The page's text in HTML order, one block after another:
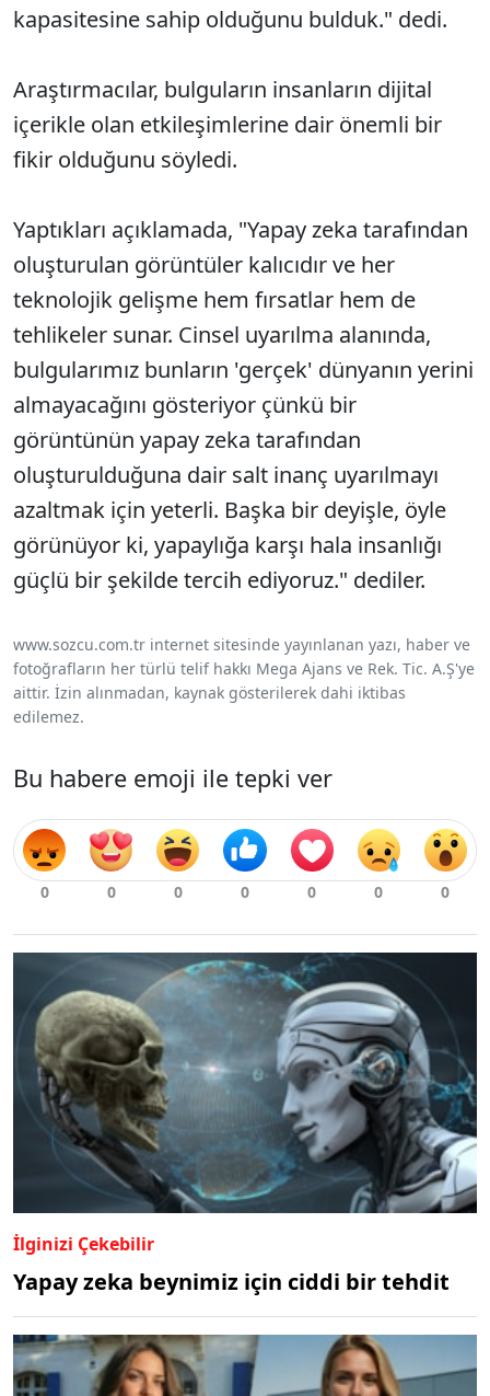
kapasitesine sahip olduğunu bulduk." dedi.
Araştırmacılar, bulguların insanların dijital
içerikle olan etkileşimlerine dair önemli bir
fikir olduğunu söyledi.
Yaptıkları açıklamada, "Yapay zeka tarafından
oluşturulan görüntüler kalıcıdır ve her
teknolojik gelişme hem fırsatlar hem de
tehlikeler sunar. Cinsel uyarılma alanında,
bulgularımız bunların 'gerçek' dünyanın yerini
almayacağını gösteriyor çünkü bir
görüntünün yapay zeka tarafından
oluşturulduğuna dair salt inanç uyarılmayı
azaltmak için yeterli. Başka bir deyişle, öyle
görünüyor ki, yapaylığa karşı hala insanlığı
güçlü bir şekilde tercih ediyoruz." dediler.
www.sozcu.com.tr internet sitesinde yayınlanan yazı, haber ve
fotoğrafların her türlü telif hakkı Mega Ajans ve Rek. Tic. A.Ş'ye
aittir. İzin alınmadan, kaynak gösterilerek dahi iktibas
edilemez.
Bu habere emoji ile tepki ver
İlginizi Çekebilir
Yapay zeka beynimiz için ciddi bir tehdit